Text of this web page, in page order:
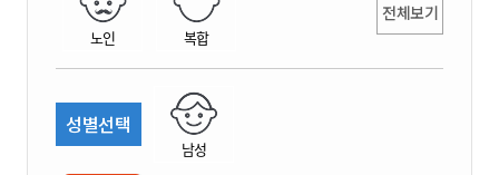
노인 복합
전체보기
성별선택
남성